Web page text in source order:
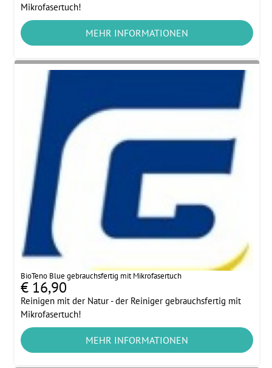
Mikrofasertuch!
MEHR INFORMATIONEN
BioTeno Blue gebrauchsfertig mit Mikrofasertuch
€ 16,90
Reinigen mit der Natur - der Reiniger gebrauchsfertig mit
Mikrofasertuch!
MEHR INFORMATIONEN